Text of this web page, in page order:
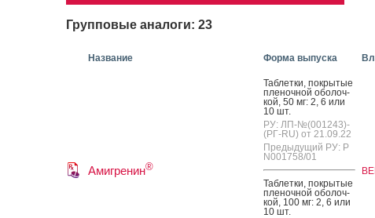
Групповые аналоги: 23
Название Форма выпуска
Амигренин®
Таб­летки, пок­ры­тые
пле­ноч­ной обо­лоч­
кой, 50 мг: 2, 6 или
10 шт.
РУ: ЛП-№(001243)-
(РГ-RU) от 21.09.22
Предыдущий РУ: Р
N001758/01
Таб­летки, пок­ры­тые
пле­ноч­ной обо­лоч­
кой, 100 мг: 2, 6 или
10 шт.